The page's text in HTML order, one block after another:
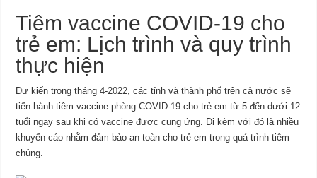
Tiêm vaccine COVID-19 cho
trẻ em: Lịch trình và quy trình
thực hiện
Dự kiến trong tháng 4-2022, các tỉnh và thành phố trên cả nước sẽ
tiến hành tiêm vaccine phòng COVID-19 cho trẻ em từ 5 đến dưới 12
tuổi ngay sau khi có vaccine được cung ứng. Đi kèm với đó là nhiều
khuyến cáo nhằm đảm bảo an toàn cho trẻ em trong quá trình tiêm
chủng.